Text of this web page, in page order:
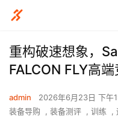
重构破速想象，
FALCON FLY高
admin 2026年6月23日 下午
装备导购
, 装备测评 , 训练 ,